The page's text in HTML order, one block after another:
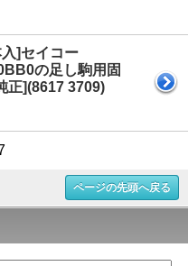
]セイコー
の足し駒用固
正](8617 3709)
ページの先頭へ戻る